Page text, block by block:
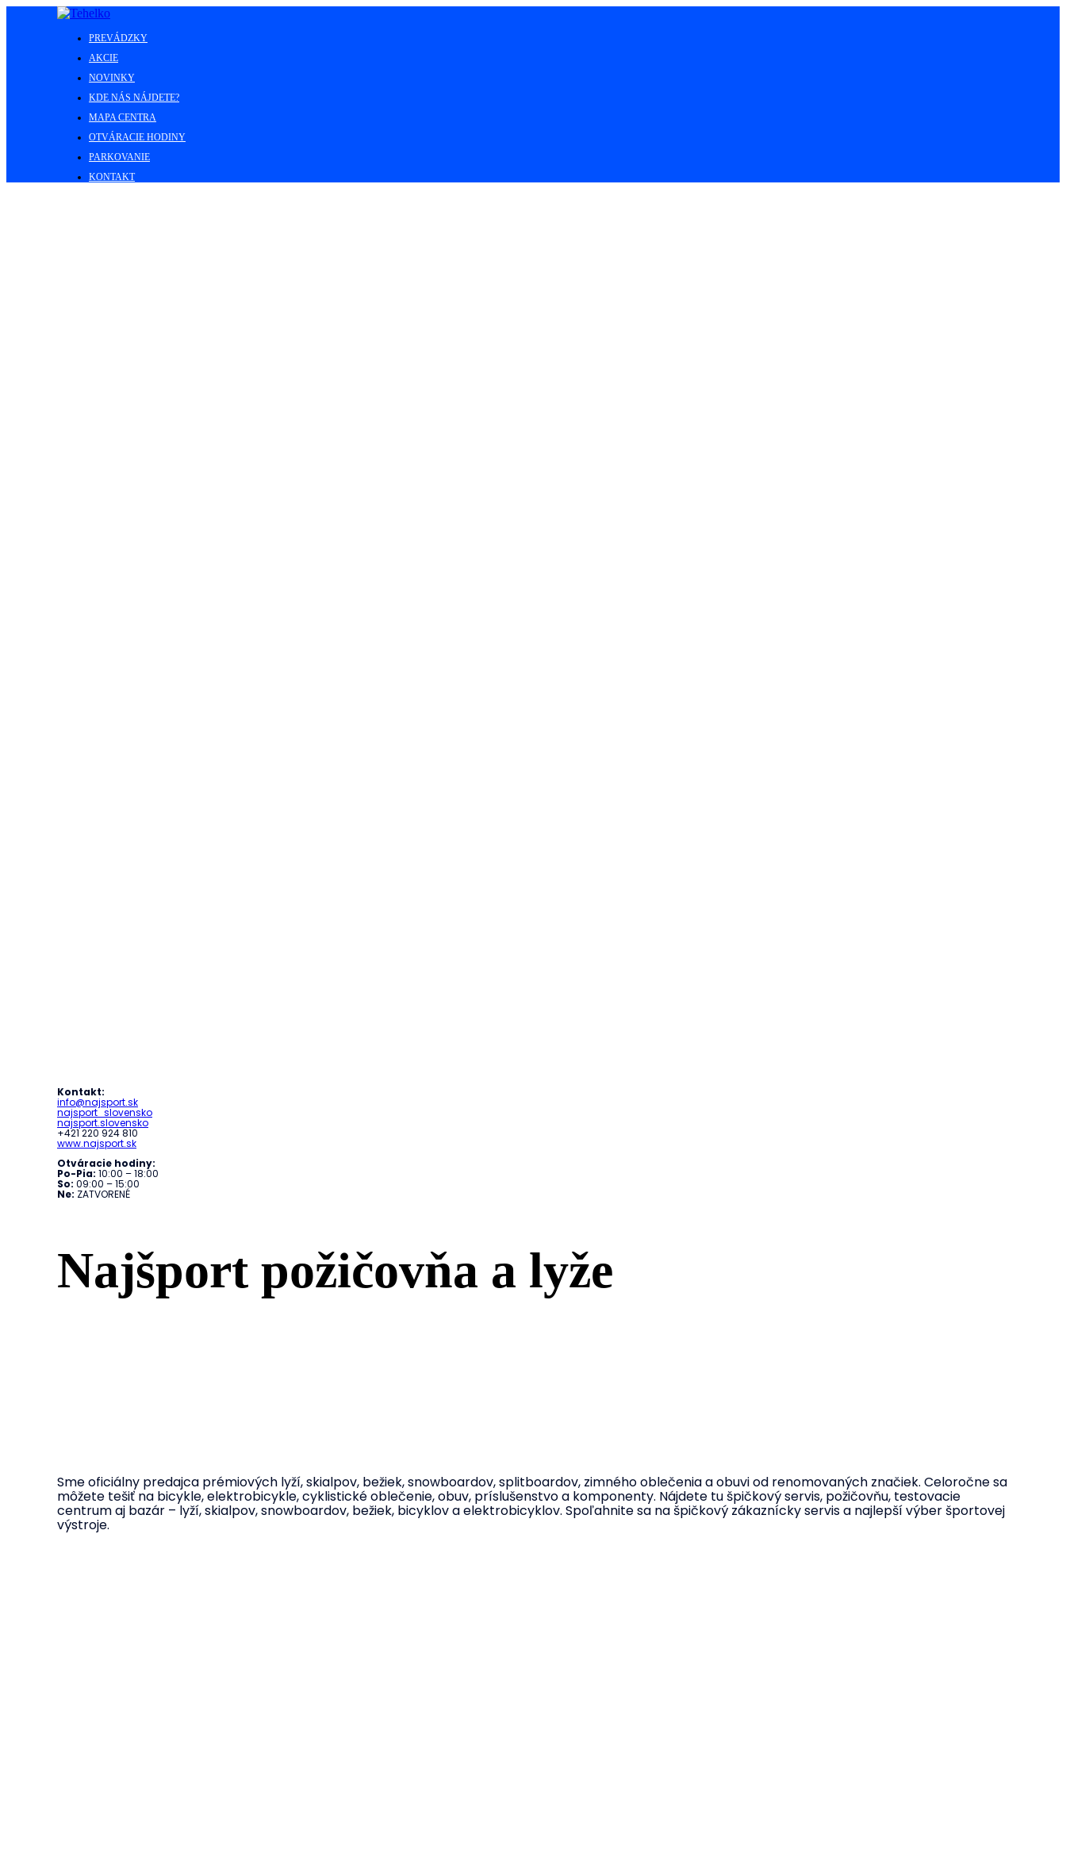
PREVÁDZKY
AKCIE
NOVINKY
KDE NÁS NÁJDETE?
MAPA CENTRA
OTVÁRACIE HODINY
PARKOVANIE
KONTAKT
Kontakt:
info@najsport.sk
najsport_slovensko
najsport.slovensko
+421 220 924 810
www.najsport.sk
Otváracie hodiny:
Po-Pia: 10:00 – 18:00
So: 09:00 – 15:00
Ne: ZATVORENÉ
Najšport požičovňa a lyže
Sme oficiálny predajca prémiových lyží, skialpov, bežiek, snowboardov, splitboardov, zimného oblečenia a obuvi od renomovaných značiek. Celoročne sa
môžete tešiť na bicykle, elektrobicykle, cyklistické oblečenie, obuv, príslušenstvo a komponenty. Nájdete tu špičkový servis, požičovňu, testovacie
centrum aj bazár – lyží, skialpov, snowboardov, bežiek, bicyklov a elektrobicyklov. Spoľahnite sa na špičkový zákaznícky servis a najlepší výber športovej
výstroje.